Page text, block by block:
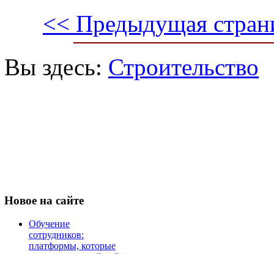
<< Предыдущая
Вы здесь: Строительство
Новое на сайте
Обучение
сотрудников:
платформы, которые